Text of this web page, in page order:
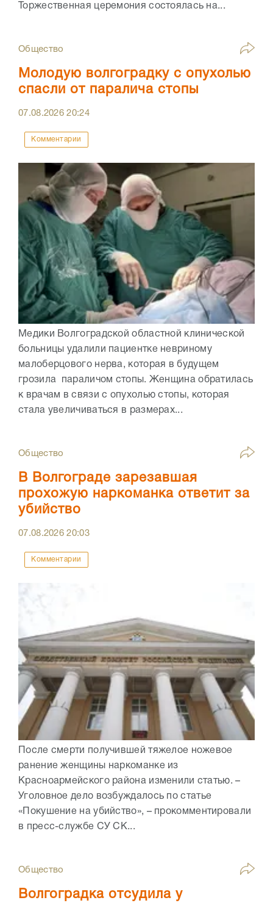
Торжественная церемония состоялась на...
Общество
Молодую волгоградку с опухолью
спасли от паралича стопы
07.08.202620:24
Комментарии
Медики Волгоградской областной клинической
больницы удалили пациентке невриному
малоберцового нерва, которая в будущем
грозила параличом стопы. Женщина обратилась
к врачам в связи с опухолью стопы, которая
стала увеличиваться в размерах...
Общество
В Волгограде зарезавшая
прохожую наркоманка ответит за
убийство
07.08.202620:03
Комментарии
После смерти получившей тяжелое ножевое
ранение женщины наркоманке из
Красноармейского района изменили статью. –
Уголовное дело возбуждалось по статье
«Покушение на убийство», – прокомментировали
в пресс-службе СУ СК...
Общество
Волгоградка отсудила у